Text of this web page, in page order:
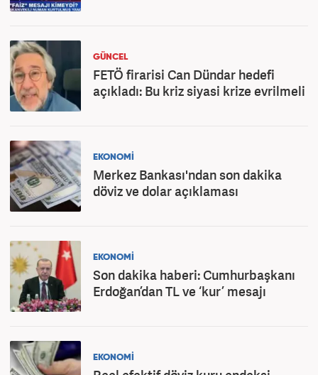
GÜNCEL
FETÖ firarisi Can Dündar hedefi
açıkladı: Bu kriz siyasi krize evrilmeli
EKONOMİ
Merkez Bankası'ndan son dakika
döviz ve dolar açıklaması
EKONOMİ
Son dakika haberi: Cumhurbaşkanı
Erdoğan’dan TL ve ‘kur’ mesajı
EKONOMİ